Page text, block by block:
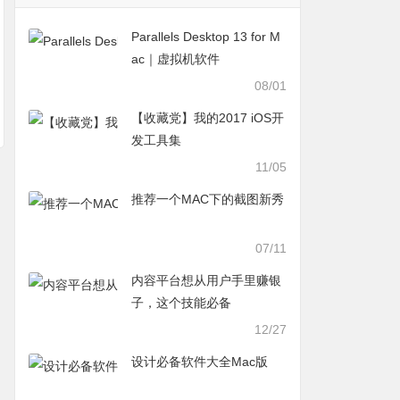
Parallels Desktop 13 for M
ac｜虚拟机软件
08/01
​【收藏党】我的2017 iOS开
发工具集
11/05
推荐一个MAC下的截图新秀
07/11
内容平台想从用户手里赚银
子，这个技能必备
12/27
设计必备软件大全Mac版